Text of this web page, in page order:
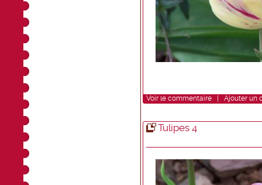
Voir le commentaire Ajouter un
Tulipes 4